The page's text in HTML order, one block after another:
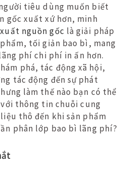
tiêu dùng muốn biết
gốc xuất xứ hơn, minh
nguồn gốc là giải pháp
tối giản bao bì, mang
phí chi phí in ấn hơn.
phá, tác động xã hội,
tác động đến sự phát
làm thế nào bạn có thể
thông tin chuỗi cung
thô đến khi sản phẩm
phân lớp bao bì lãng phí?